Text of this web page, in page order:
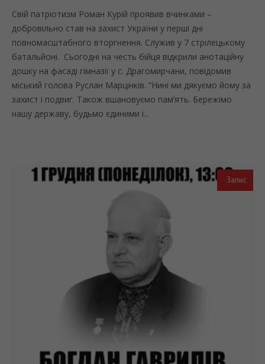
Свій патріотизм Роман Курій проявив вчинками –
добровільно став на захист України у перші дні
повномасштабного вторгнення. Служив у 7 стрілецькому
батальйоні. Сьогодні на честь бійця відкрили анотаційну
дошку на фасаді гімназії у с. Драгомирчани, повідомив
міський голова Руслан Марцінків. “Нині ми дякуємо йому за
захист і подвиг. Також вшановуємо памʼять. Бережімо
нашу державу, будьмо єдиними і...
Запис